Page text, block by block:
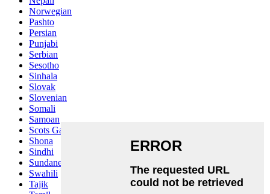
Norwegian
Pashto
Persian
Punjabi
Serbian
Sesotho
Sinhala
Slovak
Slovenian
Somali
Samoan
Scots Gaelic
Shona
Sindhi
Sundanese
Swahili
Tajik